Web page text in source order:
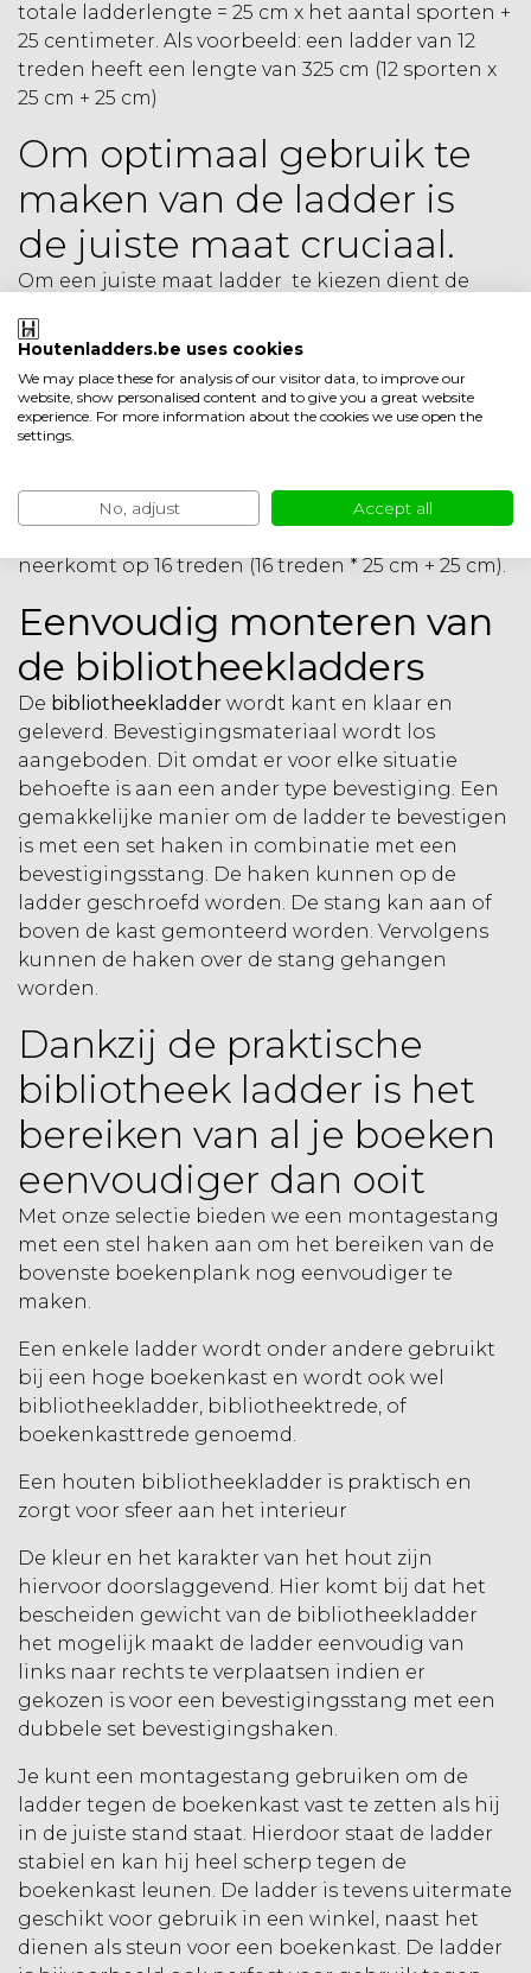
totale ladderlengte = 25 cm x het aantal sporten +
25 centimeter. Als voorbeeld: een ladder van 12
treden heeft een lengte van 325 cm (12 sporten x
25 cm + 25 cm)
Om optimaal gebruik te
maken van de ladder is
de juiste maat cruciaal.
Om een juiste maat ladder te kiezen dient de
worden. De houten ladder is leverbaar tot een
loodrechte hoogte + 25 centimeter aan te
houden. Deze 25 centimeter extra wordt gebruikt
loodrecht 400 cm hoog is. De gewenste
neerkomt op 16 treden (16 treden * 25 cm + 25 cm).
Eenvoudig monteren van
de bibliotheekladders
De bibliotheekladder wordt kant en klaar en
geleverd. Bevestigingsmateriaal wordt los
aangeboden. Dit omdat er voor elke situatie
behoefte is aan een ander type bevestiging. Een
gemakkelijke manier om de ladder te bevestigen
is met een set haken in combinatie met een
bevestigingsstang. De haken kunnen op de
ladder geschroefd worden. De stang kan aan of
boven de kast gemonteerd worden. Vervolgens
kunnen de haken over de stang gehangen
worden.
Dankzij de praktische
bibliotheek ladder is het
bereiken van al je boeken
eenvoudiger dan ooit
Met onze selectie bieden we een montagestang
met een stel haken aan om het bereiken van de
bovenste boekenplank nog eenvoudiger te
maken.
Een enkele ladder wordt onder andere gebruikt
bij een hoge boekenkast en wordt ook wel
bibliotheekladder, bibliotheektrede, of
boekenkasttrede genoemd.
Een houten bibliotheekladder is praktisch en
zorgt voor sfeer aan het interieur
De kleur en het karakter van het hout zijn
hiervoor doorslaggevend. Hier komt bij dat het
bescheiden gewicht van de bibliotheekladder
het mogelijk maakt de ladder eenvoudig van
links naar rechts te verplaatsen indien er
gekozen is voor een bevestigingsstang met een
dubbele set bevestigingshaken.
Je kunt een montagestang gebruiken om de
ladder tegen de boekenkast vast te zetten als hij
in de juiste stand staat. Hierdoor staat de ladder
stabiel en kan hij heel scherp tegen de
boekenkast leunen. De ladder is tevens uitermate
geschikt voor gebruik in een winkel, naast het
dienen als steun voor een boekenkast. De ladder
Houtenladders.be uses cookies
We may place these for analysis of our visitor data, to improve our
website, show personalised content and to give you a great website
experience. For more information about the cookies we use open the
settings.
No, adjust Accept all